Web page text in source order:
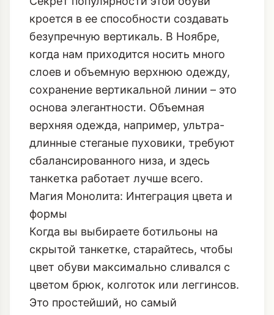
Секрет Вертикального Силуэта: Как
Hidden Wedge Удлиняет Ноги
Секрет популярности этой обуви
кроется в ее способности создавать
безупречную вертикаль. В Ноябре,
когда нам приходится носить много
слоев и объемную верхнюю одежду,
сохранение вертикальной линии – это
основа элегантности. Объемная
верхняя одежда, например,ультра-
длинные стеганые пуховики, требуют
сбалансированного низа, и здесь
танкетка работает лучше всего.
Магия Монолита: Интеграция цвета и
формы
Когда вы выбираете ботильоны на
скрытой танкетке, старайтесь, чтобы